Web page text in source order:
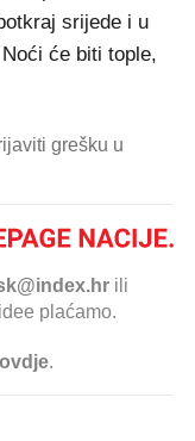
srijede i u
će biti tople,
grešku u
ili
plaćamo.
ovdje.